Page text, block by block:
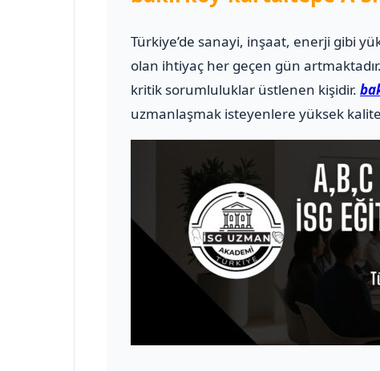
Türkiye’de sanayi, inşaat, enerji gibi
olan ihtiyaç her geçen gün
kritik sorumluluklar üstlenen kişidir.
uzmanlaşmak isteyenlere yüksek